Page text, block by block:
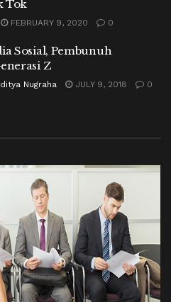
Tok
FEBRUARY 9, 2020 0
Sosial, Pembunuh
Z
Nugraha JULY 9, 2018 0